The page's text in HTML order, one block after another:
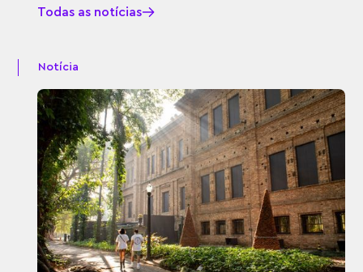
Todas as notícias
Notícia